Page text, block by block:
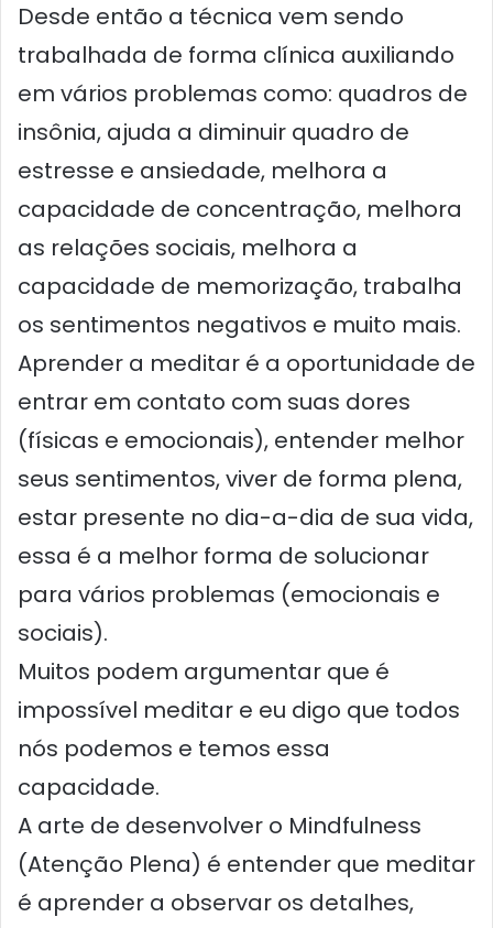
Desde então a técnica vem sendo
trabalhada de forma clínica auxiliando
em vários problemas como: quadros de
insônia, ajuda a diminuir quadro de
estresse e ansiedade, melhora a
capacidade de concentração, melhora
as relações sociais, melhora a
capacidade de memorização, trabalha
os sentimentos negativos e muito mais.
Aprender a meditar é a oportunidade de
entrar em contato com suas dores
(físicas e emocionais), entender melhor
seus sentimentos, viver de forma plena,
estar presente no dia-a-dia de sua vida,
essa é a melhor forma de solucionar
para vários problemas (emocionais e
sociais).
Muitos podem argumentar que é
impossível meditar e eu digo que todos
nós podemos e temos essa
capacidade.
A arte de desenvolver o Mindfulness
(Atenção Plena) é entender que meditar
é aprender a observar os detalhes,